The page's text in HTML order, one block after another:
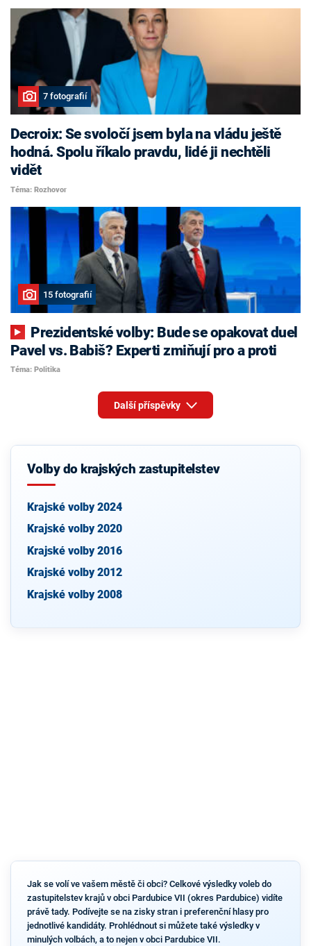
7 fotografií
Decroix: Se svoločí jsem byla na vládu ještě
hodná. Spolu říkalo pravdu, lidé ji nechtěli
vidět
Téma: Rozhovor
15 fotografií
Pavel vs. Babiš? Experti zmiňují pro a proti
Téma: Politika
Další příspěvky
Volby do krajských zastupitelstev
Krajské volby 2024
Krajské volby 2020
Krajské volby 2016
Krajské volby 2012
Krajské volby 2008
Jak se volí ve vašem městě či obci? Celkové výsledky voleb do
zastupitelstev krajů v obci Pardubice VII (okres Pardubice) vidíte
právě tady. Podívejte se na zisky stran i preferenční hlasy pro
jednotlivé kandidáty. Prohlédnout si můžete také výsledky v
minulých volbách, a to nejen v obci Pardubice VII.